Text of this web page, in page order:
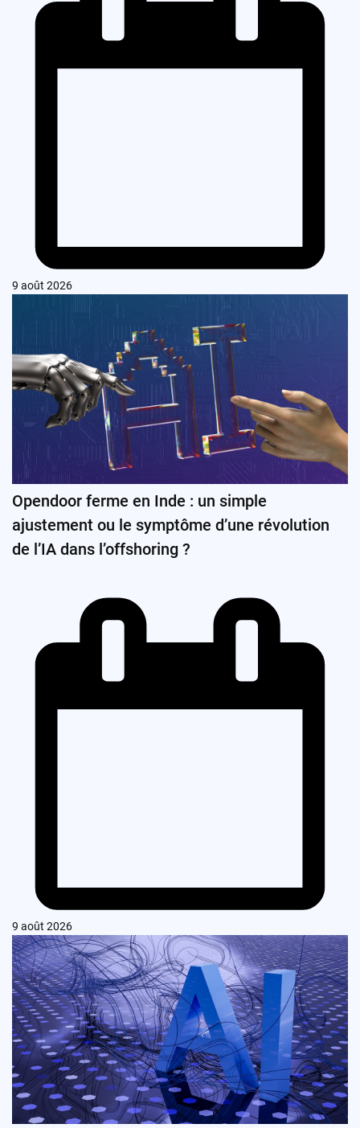
9 août 2026
Opendoor ferme en Inde : un simple
ajustement ou le symptôme d’une révolution
de l’IA dans l’offshoring ?
9 août 2026